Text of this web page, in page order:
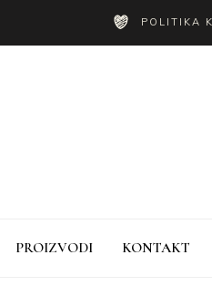
POLITIKA
PROIZVODI KONTAKT